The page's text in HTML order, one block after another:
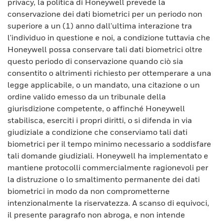
privacy, la politica di Honeywell prevede la
conservazione dei dati biometrici per un periodo non
superiore a un (1) anno dall'ultima interazione tra
l'individuo in questione e noi, a condizione tuttavia che
Honeywell possa conservare tali dati biometrici oltre
questo periodo di conservazione quando ciò sia
consentito o altrimenti richiesto per ottemperare a una
legge applicabile, o un mandato, una citazione o un
ordine valido emesso da un tribunale della
giurisdizione competente, o affinché Honeywell
stabilisca, eserciti i propri diritti, o si difenda in via
giudiziale a condizione che conserviamo tali dati
biometrici per il tempo minimo necessario a soddisfare
tali domande giudiziali. Honeywell ha implementato e
mantiene protocolli commercialmente ragionevoli per
la distruzione o lo smaltimento permanente dei dati
biometrici in modo da non comprometterne
intenzionalmente la riservatezza. A scanso di equivoci,
il presente paragrafo non abroga, e non intende